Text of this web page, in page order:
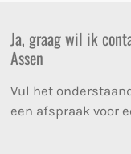
Ja, graag wil ik
Assen
Vul het
een afspraak voor